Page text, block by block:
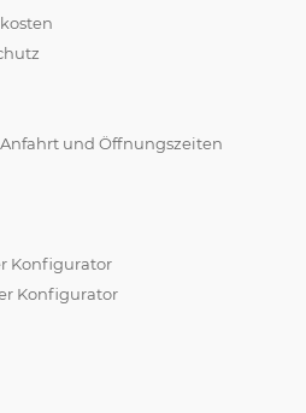
und Öffnungszeiten
Konfigurator
Konfigurator